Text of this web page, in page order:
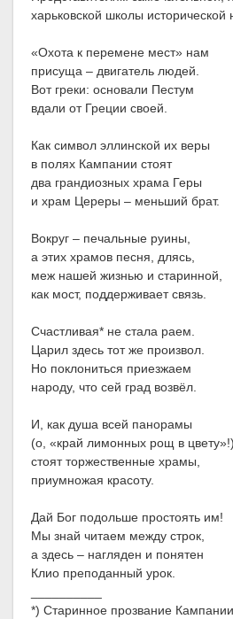
харьковской школы исторической
«Охота к перемене мест» нам
присуща – двигатель людей.
Вот греки: основали Пестум
вдали от Греции своей.
Как символ эллинской их веры
в полях Кампании стоят
два грандиозных храма Геры
и храм Цереры – меньший брат.
Вокруг – печальные руины,
а этих храмов песня, длясь,
меж нашей жизнью и старинной,
как мост, поддерживает связь.
Счастливая* не стала раем.
Царил здесь тот же произвол.
Но поклониться приезжаем
народу, что сей град возвёл.
И, как душа всей панорамы
(о, «край лимонных рощ в
стоят торжественные храмы,
приумножая красоту.
Дай Бог подольше простоять им!
Мы знай читаем между строк,
а здесь – нагляден и понятен
Клио преподанный урок.
*) Старинное прозвание